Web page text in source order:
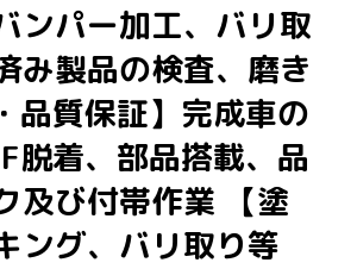
ンパー加⼯、バリ取
み製品の検査、磨き
品質保証】完成⾞の
脱着、部品搭載、品
及び付帯作業 【塗
ング、バリ取り等